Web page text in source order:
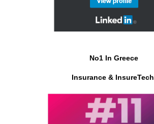
No1 In Greece
Insurance & InsureTech